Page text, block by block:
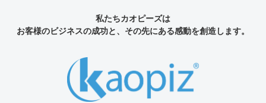
私たちカオピーズは
お客様のビジネスの成功と、その先にある感動を創造します。